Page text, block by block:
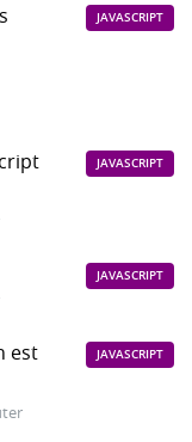
JAVASCRIPT
JAVASCRIPT
JAVASCRIPT
est
JAVASCRIPT